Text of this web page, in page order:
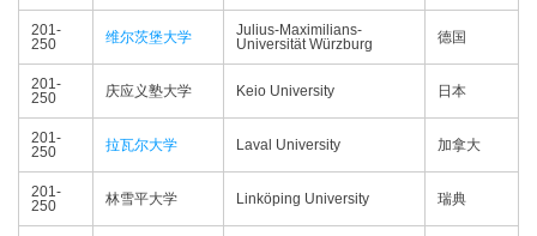
201-
250
维尔茨堡大学
Julius-Maximilians-
Universität Würzburg
德国
201-
250
庆应义塾大学 Keio University 日本
201-
250
拉瓦尔大学 Laval University 加拿大
201-
250
林雪平大学 Linköping University 瑞典